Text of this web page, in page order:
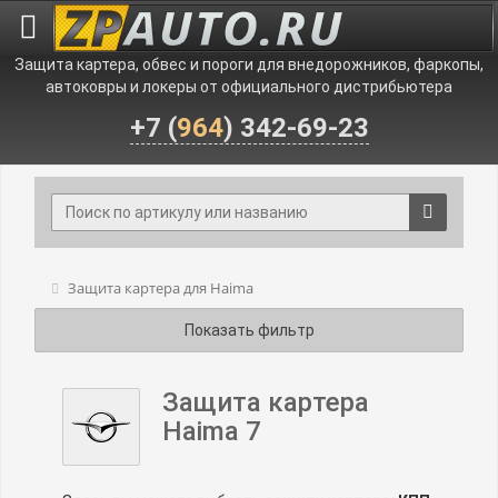
Защита картера, обвес и пороги для внедорожников, фаркопы,
автоковры и локеры от официального дистрибьютера
+7 (964) 342-69-23
Защита картера для Haima
Показать фильтр
Защита картера
Haima 7